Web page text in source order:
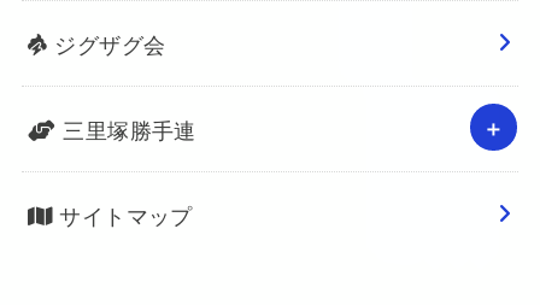
ジグザグ会
三里塚勝手連
サイトマップ